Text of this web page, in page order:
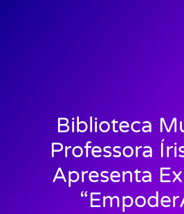
Biblioteca
Professora
Apresenta